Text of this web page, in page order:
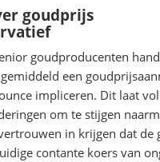
goudprijs
goudproducenten
een
impliceren. Dit laat
om te stijgen
in krijgen dat de
contante koers van